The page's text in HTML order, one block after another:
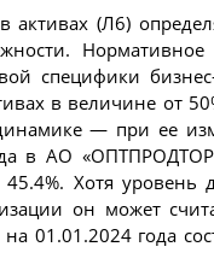
активах (Л6)
специфики
в величине от
— при ее
в АО
Хотя уровень
он может
01.01.2024 года